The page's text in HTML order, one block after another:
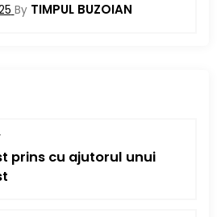
By TIMPUL BUZOIAN
prins cu ajutorul unui